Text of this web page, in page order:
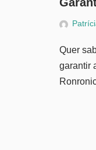
Quer
garantir